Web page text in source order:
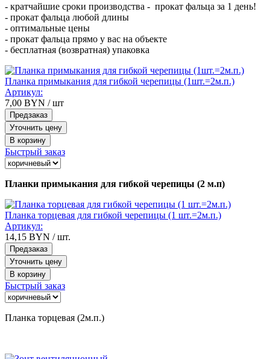
- кратчайшие сроки производства - прокат фальца за 1 день!
- прокат фальца любой длины
- оптимальные цены
- прокат фальца прямо у вас на объекте
- бесплатная (возвратная) упаковка
Планка примыкания для гибкой черепицы (1шт.=2м.п.)
Артикул:
7,00 BYN / шт
Предзаказ
Уточнить цену
В корзину
Быстрый заказ
Планки примыкания для гибкой черепицы (2 м.п)
Планка торцевая для гибкой черепицы (1 шт.=2м.п.)
Артикул:
14,15 BYN / шт.
Предзаказ
Уточнить цену
В корзину
Быстрый заказ
Планка торцевая (2м.п.)